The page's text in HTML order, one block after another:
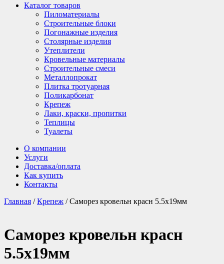
Каталог товаров
Пиломатериалы
Строительные блоки
Погонажные изделия
Столярные изделия
Утеплители
Кровельные материалы
Строительные смеси
Металлопрокат
Плитка тротуарная
Поликарбонат
Крепеж
Лаки, краски, пропитки
Теплицы
Туалеты
О компании
Услуги
Доставка/оплата
Как купить
Контакты
Главная /Крепеж / Саморез кровельн красн 5.5х19мм
Саморез кровельн красн
5.5х19мм